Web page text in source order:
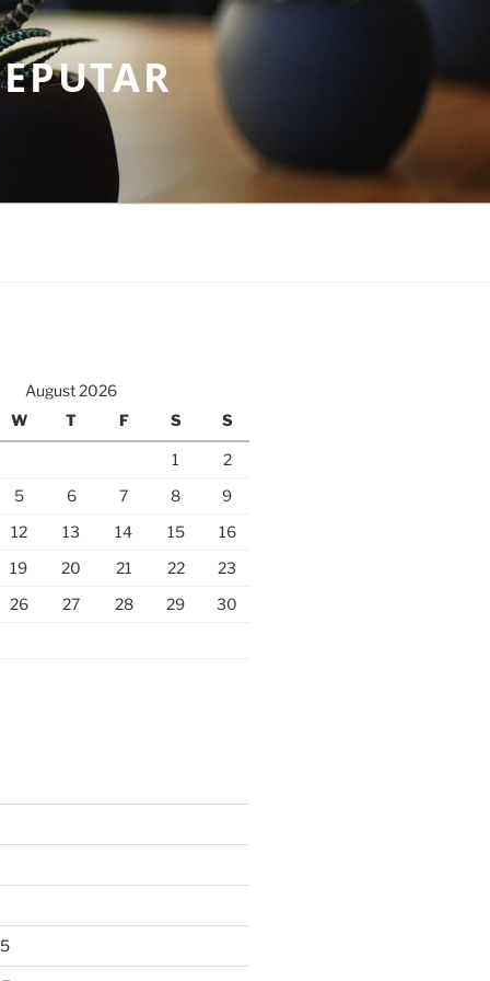
August 2026
W T F S S
1
2
5 6 7 8
9
12 13 14 15
16
19 20 21 22
23
26 27 28 29
30